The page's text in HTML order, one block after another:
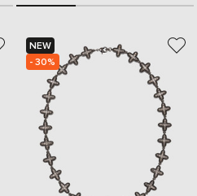
NEW
- 30%